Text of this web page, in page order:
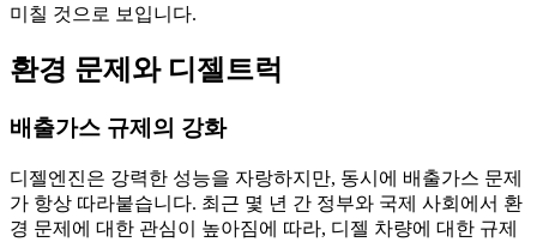
미칠 것으로 보입니다.
환경 문제와 디젤트럭
배출가스 규제의 강화
디젤엔진은 강력한 성능을 자랑하지만, 동시에 배출가스 문제
가 항상 따라붙습니다. 최근 몇 년 간 정부와 국제 사회에서 환
경 문제에 대한 관심이 높아짐에 따라, 디젤 차량에 대한 규제